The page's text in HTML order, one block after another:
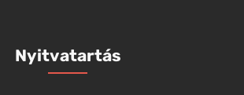
Nyitvatartás